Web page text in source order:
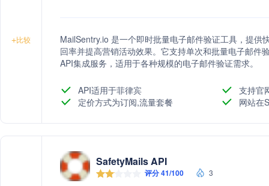
+比较
MailSentry.io 是一个即时批量电子邮件验证工具，提供
回率并提高营销活动效果。它支持单次和批量电子邮件
API集成服务，适用于各种规模的电子邮件验证需求。
API适用于菲律宾
支持官
定价方式为订阅,流量套餐
网站在
SafetyMails API
评分 41/100 3